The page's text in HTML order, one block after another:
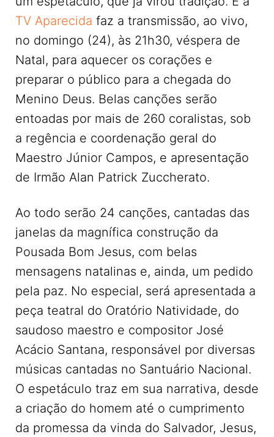
TV Aparecida faz a transmissão, ao vivo,
no domingo (24), às 21h30, véspera de
Natal, para aquecer os corações e
preparar o público para a chegada do
Menino Deus. Belas canções serão
entoadas por mais de 260 coralistas, sob
a regência e coordenação geral do
Maestro Júnior Campos, e apresentação
de Irmão Alan Patrick Zuccherato.
Ao todo serão 24 canções, cantadas das
janelas da magnífica construção da
Pousada Bom Jesus, com belas
mensagens natalinas e, ainda, um pedido
pela paz. No especial, será apresentada a
peça teatral do Oratório Natividade, do
saudoso maestro e compositor José
Acácio Santana, responsável por diversas
músicas cantadas no Santuário Nacional.
O espetáculo traz em sua narrativa, desde
a criação do homem até o cumprimento
da promessa da vinda do Salvador, Jesus,